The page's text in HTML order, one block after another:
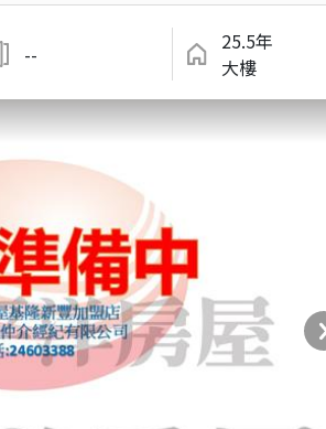
--
25.5年
大樓